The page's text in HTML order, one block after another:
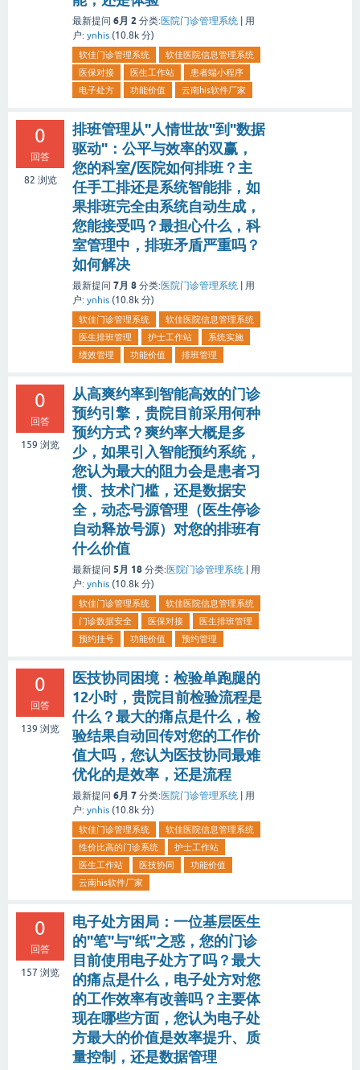
最新提问 6月 2 分类:医院门诊管理系统 | 用
户: ynhis (10.8k 分)
软佳门诊管理系统
软佳医院信息管理系统
医保对接
医生工作站
患者端小程序
电子处方
功能价值 云南his软件厂家
0
回答
82 浏览
排班管理从"人情世故"到"数据
驱动"：公平与效率的双赢，
您的科室/医院如何排班？主
任手工排还是系统智能排，如
果排班完全由系统自动生成，
您能接受吗？最担心什么，科
室管理中，排班矛盾严重吗？
如何解决
最新提问 7月 8 分类:医院门诊管理系统 | 用
户: ynhis (10.8k 分)
软佳门诊管理系统
软佳医院信息管理系统
医生排班管理
护士工作站
系统实施
绩效管理
功能价值 排班管理
0
回答
159 浏览
从高爽约率到智能高效的门诊
预约引擎，贵院目前采用何种
预约方式？爽约率大概是多
少，如果引入智能预约系统，
您认为最大的阻力会是患者习
惯、技术门槛，还是数据安
全，动态号源管理（医生停诊
自动释放号源）对您的排班有
什么价值
最新提问 5月 18 分类:医院门诊管理系统 | 用
户: ynhis (10.8k 分)
软佳门诊管理系统
软佳医院信息管理系统
门诊数据安全
医保对接
医生排班管理
预约挂号
功能价值 预约管理
0
回答
139 浏览
医技协同困境：检验单跑腿的
12小时，贵院目前检验流程是
什么？最大的痛点是什么，检
验结果自动回传对您的工作价
值大吗，您认为医技协同最难
优化的是效率，还是流程
最新提问 6月 7 分类:医院门诊管理系统 | 用
户: ynhis (10.8k 分)
软佳门诊管理系统
软佳医院信息管理系统
性价比高的门诊系统
护士工作站
医生工作站
医技协同
功能价值
云南his软件厂家
0
回答
157 浏览
电子处方困局：一位基层医生
的"笔"与"纸"之惑，您的门诊
目前使用电子处方了吗？最大
的痛点是什么，电子处方对您
的工作效率有改善吗？主要体
现在哪些方面，您认为电子处
方最大的价值是效率提升、质
量控制，还是数据管理